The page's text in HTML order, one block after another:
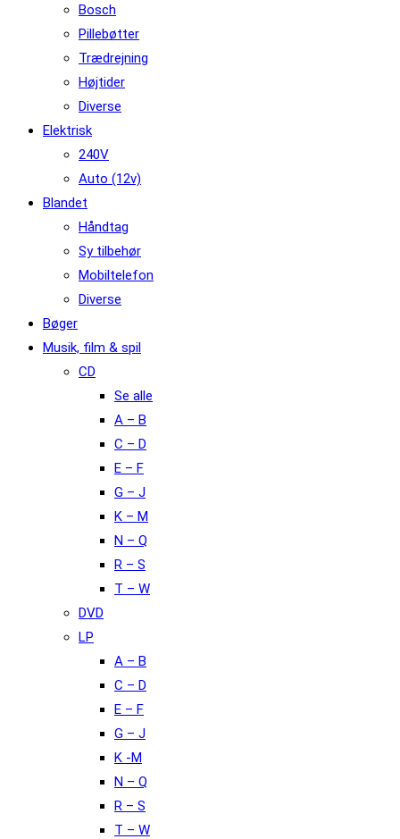
Bosch
Pillebøtter
Trædrejning
Højtider
Diverse
Elektrisk
240V
Auto (12v)
Blandet
Håndtag
Sy tilbehør
Mobiltelefon
Diverse
Bøger
Musik, film & spil
CD
Se alle
A – B
C – D
E – F
G – J
K – M
N – Q
R – S
T – W
DVD
LP
A – B
C – D
E – F
G – J
K -M
N – Q
R – S
T – W